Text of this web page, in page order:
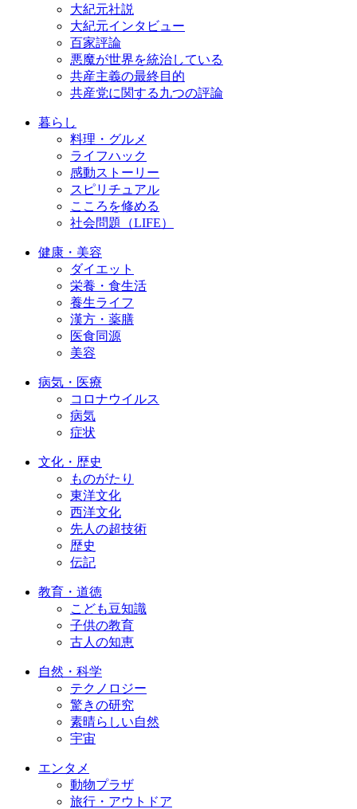
大紀元社説
大紀元インタビュー
百家評論
悪魔が世界を統治している
共産主義の最終目的
共産党に関する九つの評論
暮らし
料理・グルメ
ライフハック
感動ストーリー
スピリチュアル
こころを修める
社会問題（LIFE）
健康・美容
ダイエット
栄養・食生活
養生ライフ
漢方・薬膳
医食同源
美容
病気・医療
コロナウイルス
病気
症状
文化・歴史
ものがたり
東洋文化
西洋文化
先人の超技術
歴史
伝記
教育・道徳
こども豆知識
子供の教育
古人の知恵
自然・科学
テクノロジー
驚きの研究
素晴らしい自然
宇宙
エンタメ
動物プラザ
旅行・アウトドア